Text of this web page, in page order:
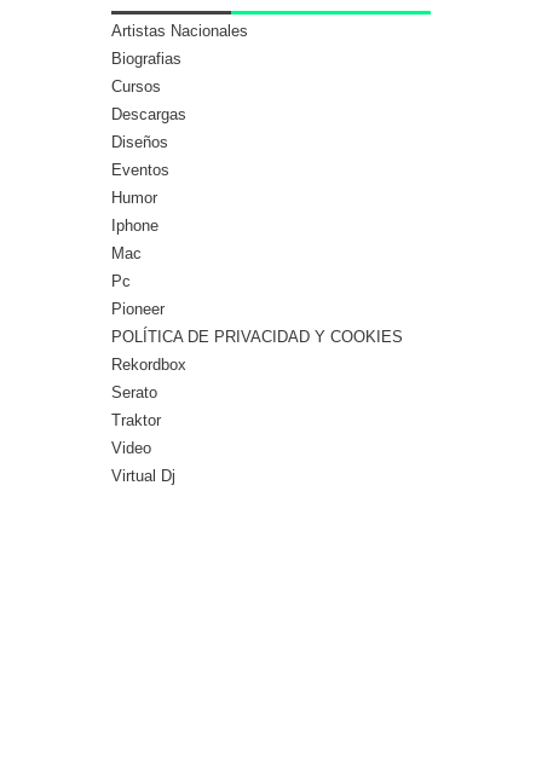
Artistas Nacionales
Biografias
Cursos
Descargas
Diseños
Eventos
Humor
Iphone
Mac
Pc
Pioneer
POLÍTICA DE PRIVACIDAD Y COOKIES
Rekordbox
Serato
Traktor
Video
Virtual Dj